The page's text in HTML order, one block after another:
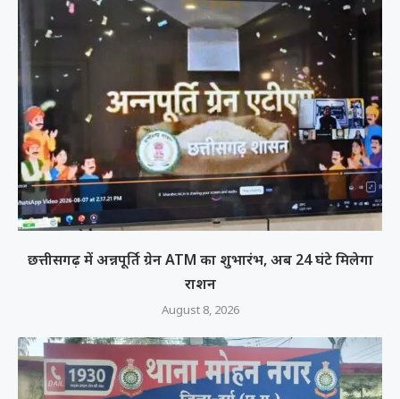
छत्तीसगढ़ में अन्नपूर्ति ग्रेन ATM का शुभारंभ, अब 24 घंटे मिलेगा
राशन
August 8, 2026